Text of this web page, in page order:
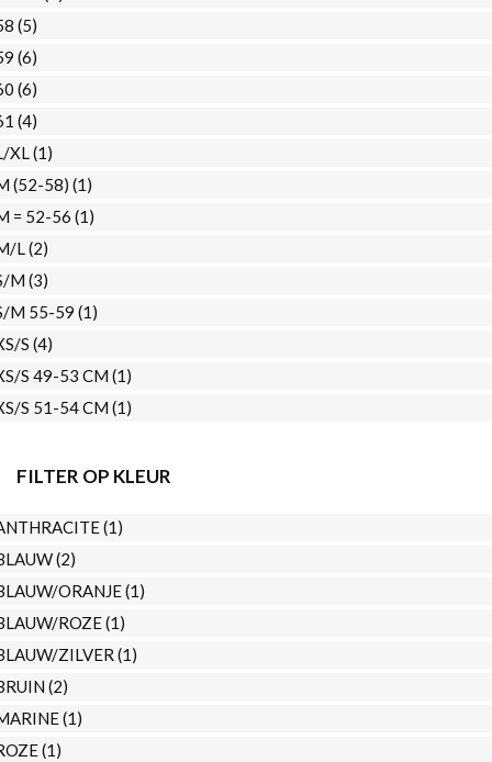
(5)
(6)
(6)
(4)
XL(1)
(52-58) (1)
= 52-56 (1)
L(2)
M (3)
M 55-59 (1)
S (4)
S 49-53 CM (1)
S 51-54 CM (1)
FILTER OP KLEUR
(1)
(2)
ORANJE(1)
ROZE(1)
ZILVER (1)
(2)
(1)
(1)